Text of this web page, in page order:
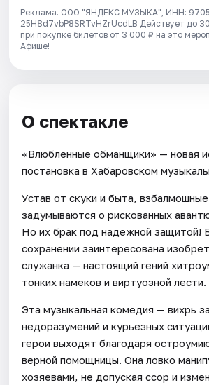
Реклама. ООО "ЯНДЕКС МУЗЫКА", ИНН:
25H8d7vbP8SRTvHZrUcdLB Действует до
при покупке билетов от 3 000 ₽ на это
Афише!
О спектакле
«Влюбленные обманщики» — новая
постановка в Хабаровском
Устав от скуки и быта, взбалмошные
задумываются о рискованных
Но их брак под надежной защитой!
сохранении заинтересована
служанка — настоящий гений
тонких намеков и виртуозной лести.
Эта музыкальная комедия — вихрь
недоразумений и курьезных
герои выходят благодаря
верной помощницы. Она ловко
хозяевами, не допуская ссор и